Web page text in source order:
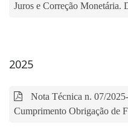
Juros e Correção Monetária.
2025
Nota Técnica n. 07/
Cumprimento Obrigação de